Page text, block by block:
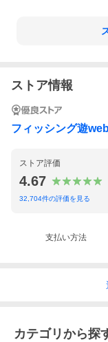
ストア情報
フィッシング遊
ストア評価
4.67
32,704件の評価を見る
支払い方法
カテゴリから探